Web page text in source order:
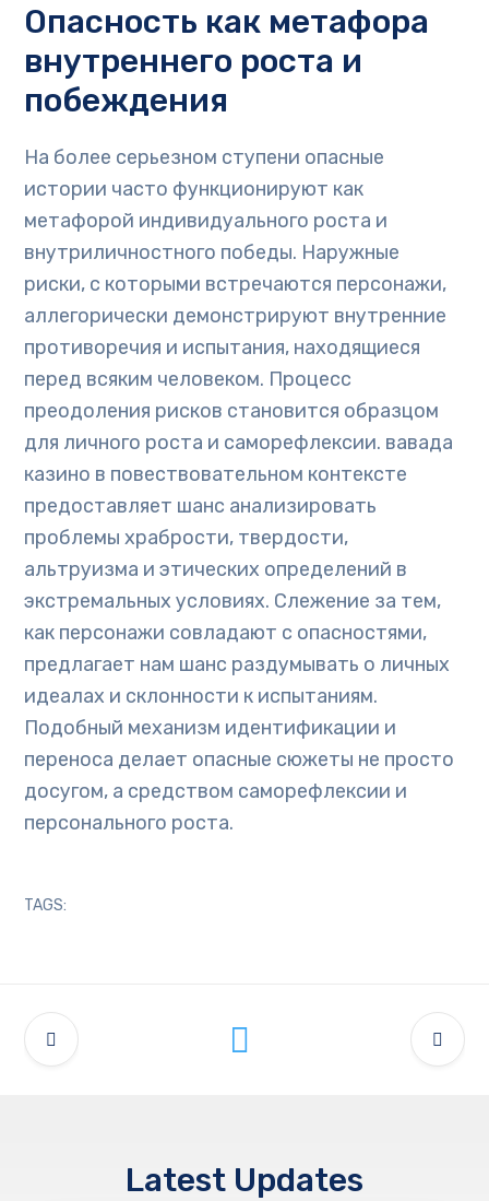
Опасность как метафора
внутреннего роста и
побеждения
На более серьезном ступени опасные
истории часто функционируют как
метафорой индивидуального роста и
внутриличностного победы. Наружные
риски, с которыми встречаются персонажи,
аллегорически демонстрируют внутренние
противоречия и испытания, находящиеся
перед всяким человеком. Процесс
преодоления рисков становится образцом
для личного роста и саморефлексии. вавада
казино в повествовательном контексте
предоставляет шанс анализировать
проблемы храбрости, твердости,
альтруизма и этических определений в
экстремальных условиях. Слежение за тем,
как персонажи совладают с опасностями,
предлагает нам шанс раздумывать о личных
идеалах и склонности к испытаниям.
Подобный механизм идентификации и
переноса делает опасные сюжеты не просто
досугом, а средством саморефлексии и
персонального роста.
TAGS:
Latest Updates